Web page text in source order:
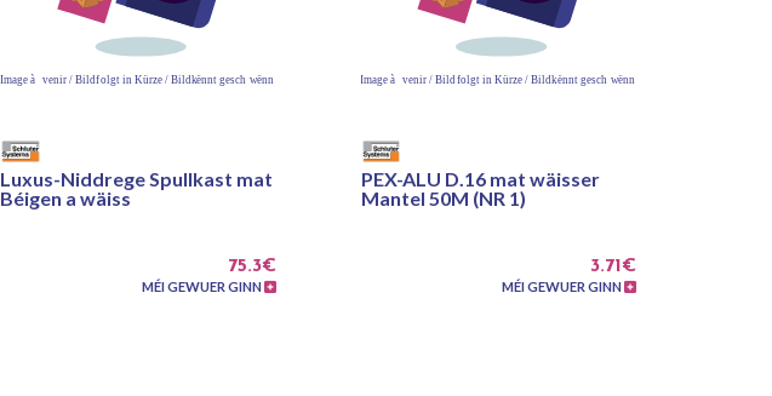
Luxus-Niddrege Spullkast mat
Béigen a wäiss
75.3€
MÉI GEWUER GINN
PEX-ALU D.16 mat wäisser
Mantel 50M (NR 1)
3.71€
MÉI GEWUER GINN